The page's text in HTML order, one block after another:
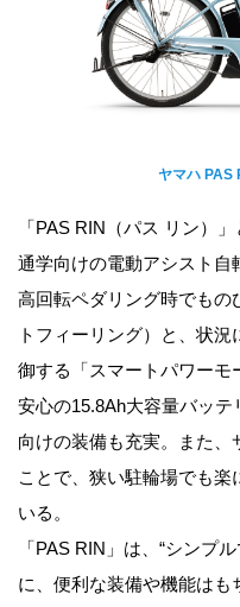
ヤマハ PAS
「PAS RIN（パス リン）
通学向けの電動アシスト自
高回転ペダリング時でもの
トフィーリング）と、状
御する「スマートパワーモ
安心の15.8Ah大容量バッ
向けの装備も充実。また、
ことで、狭い駐輪場でも
いる。
「PAS RIN」は、“シンプ
に、便利な装備や機能はも